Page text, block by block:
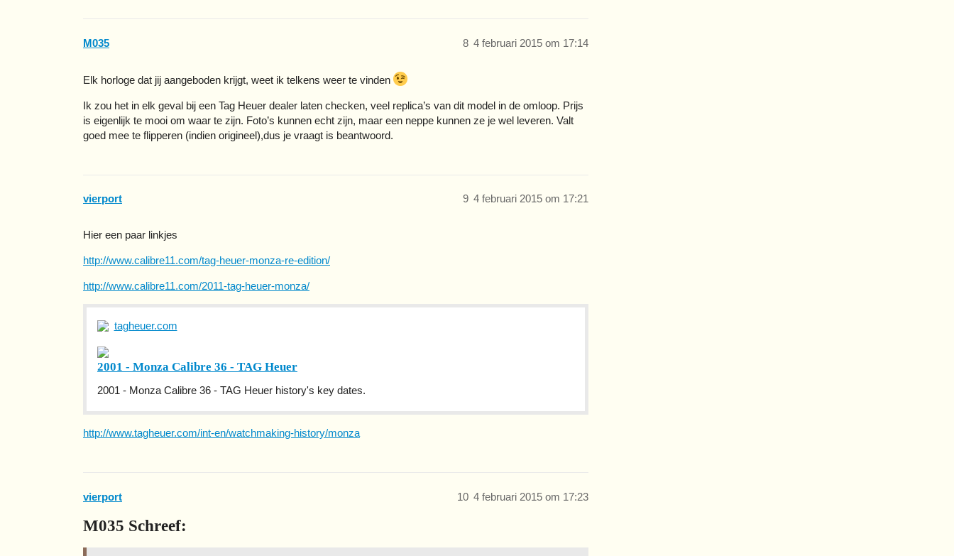
M035 4 februari 2015 om 17:14
8
Elk horloge dat jij aangeboden krijgt, weet ik telkens weer te vinden
Ik zou het in elk geval bij een Tag Heuer dealer laten checken, veel replica’s van dit model in de omloop. Prijs
is eigenlijk te mooi om waar te zijn. Foto’s kunnen echt zijn, maar een neppe kunnen ze je wel leveren. Valt
goed mee te flipperen (indien origineel),dus je vraagt is beantwoord.
vierport 4 februari 2015 om 17:21
9
Hier een paar linkjes
http://www.calibre11.com/tag-heuer-monza-re-edition/
http://www.calibre11.com/2011-tag-heuer-monza/
tagheuer.com
2001 - Monza Calibre 36 - TAG Heuer
2001 - Monza Calibre 36 - TAG Heuer history's key dates.
http://www.tagheuer.com/int-en/watchmaking-history/monza
vierport 4 februari 2015 om 17:23
10
M035 Schreef: